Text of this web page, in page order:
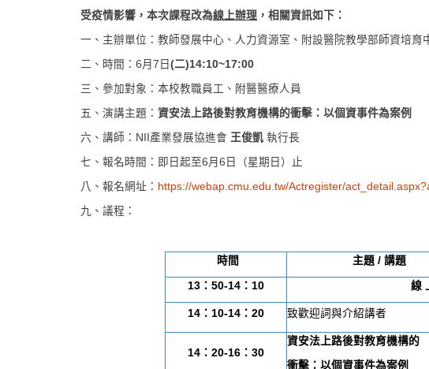
受疫情影響，本次課程改為線上辦理 ，相關資訊如下：
一、主辦單位：教師發展中心、人力資源室、附設醫院教學部師資培育
二、時間：6月7日 (二)14:10~17:00
三、參加對象：本校教職員工、附醫醫療人員
五、演講主題： 資安法上路後對教育機構的衝擊：以個資事件為案例
六、講師：NII產業發展協進會 王俊凱 執行長
七、報名時間：即日起至6月6日（星期日）止
八、報名網址： https://webap.cmu.edu.tw/Actregister/
九、議程：
時間 主題 /講題
13 ：50-14 ： 10 線
14 ： 10-14 ：20 致歡迎詞與介紹講者
14 ：20-16 ：30
資安法上路後對教育機構的
衝擊：以個資事件為案例